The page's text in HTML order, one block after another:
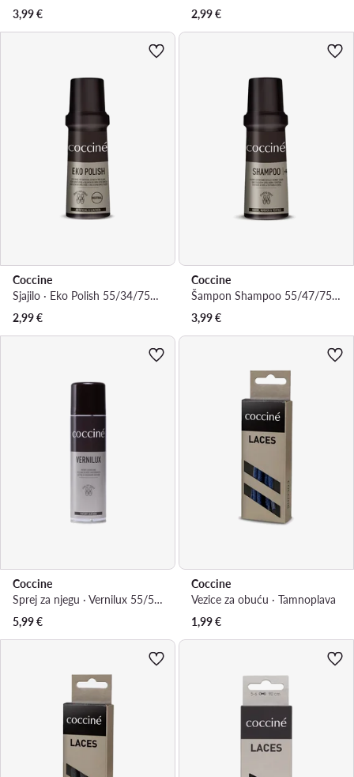
3,99€
2,99€
Coccine
Sjajilo · Eko Polish 55/34/75/02/Z/v5
2,99€
Coccine
Šampon Shampoo 55/47/75/Z/v1
3,99€
Coccine
Sprej za njegu · Vernilux 55/53/250/Z/v10
5,99€
Coccine
Vezice za obuću · Tamnoplava
1,99€